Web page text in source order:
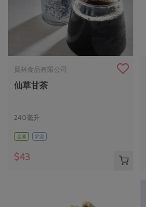
員林食品有限公司
仙草甘茶
240毫升
全素 常溫
$43